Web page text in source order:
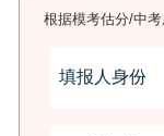
校的规范化管理
学校”称号、“莆
号，得到了家长
根据模考估分/中
填报人身份